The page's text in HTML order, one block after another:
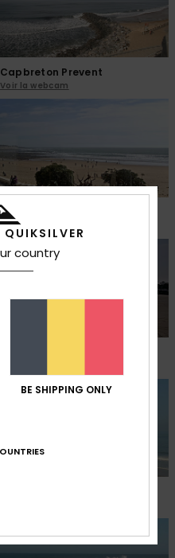
Capbreton Prevent
Voir la webcam
Sables d'Olonne
Voir la webcam
country
BE SHIPPING ONLY